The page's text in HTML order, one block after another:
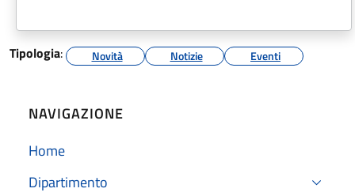
Tipologia: Novità Notizie Eventi
NAVIGAZIONE
Home
Dipartimento